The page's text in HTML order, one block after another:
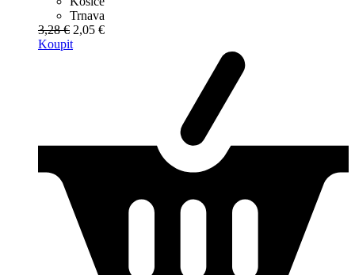
Trnava
3,28 € 2,05 €
Koupit